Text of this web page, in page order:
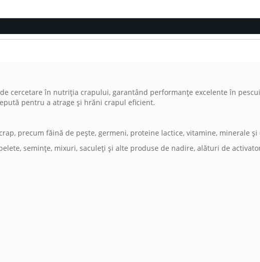
cercetare în nutriția crapului, garantând performanțe excelente în
pentru a atrage și hrăni crapul eficient.
precum făină de pește, germeni, proteine lactice, vitamine, minerale
semințe, mixuri, saculeți și alte produse de nadire, alături de